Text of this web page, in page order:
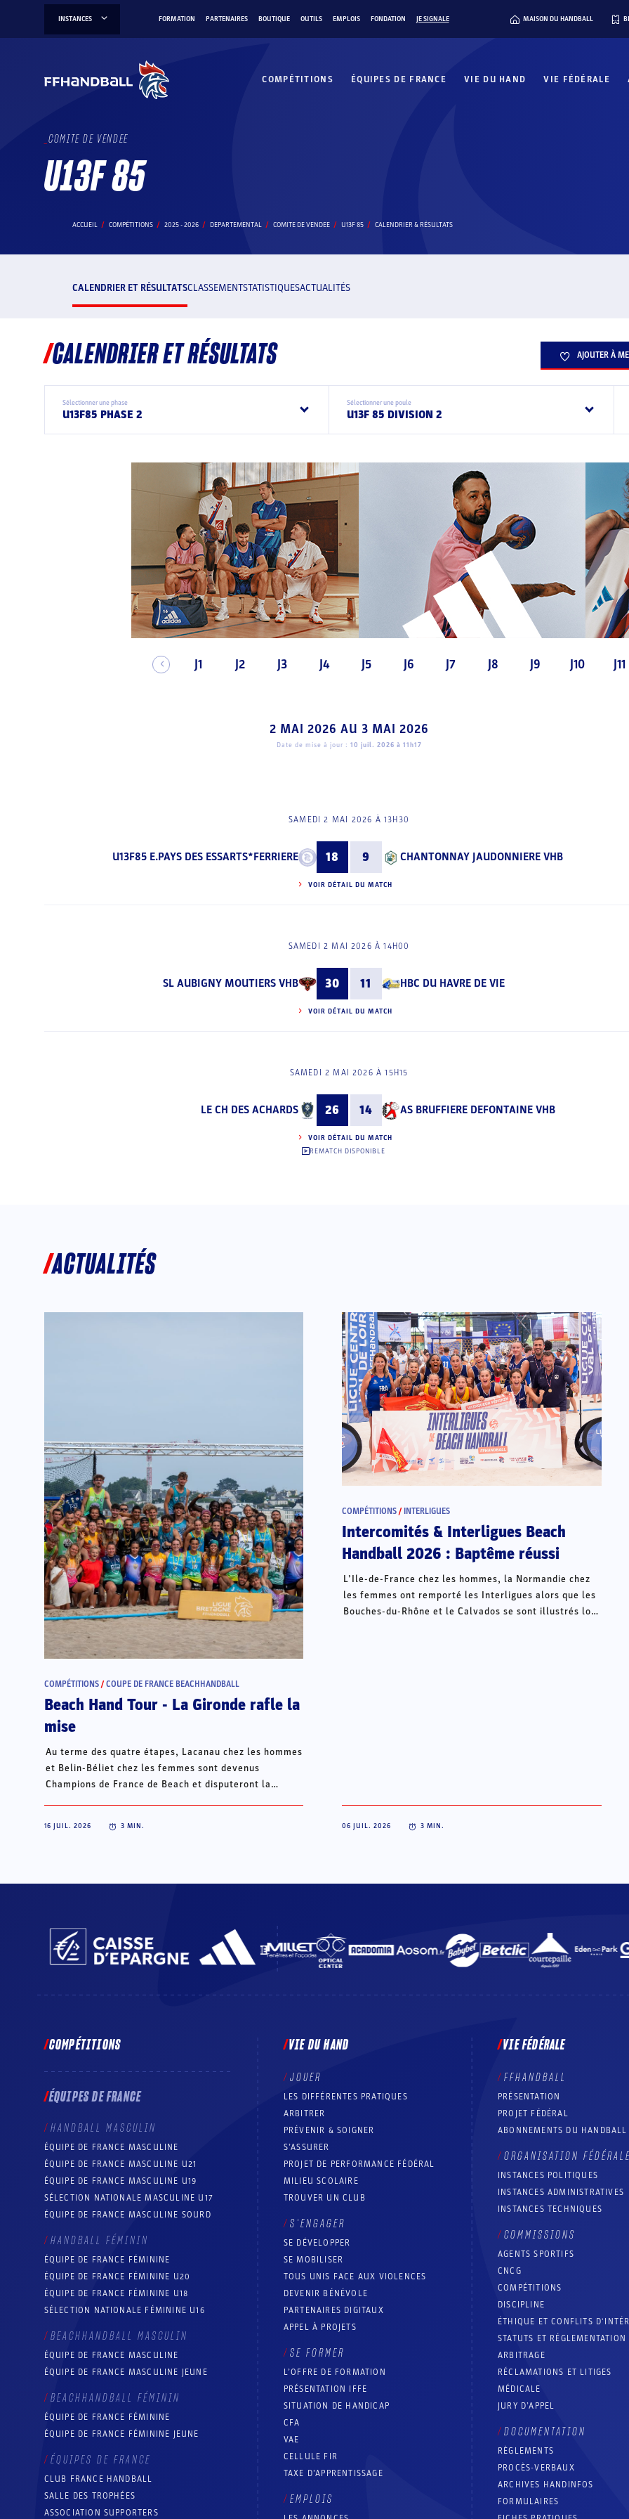
INSTANCES FORMATION PARTENAIRES BOUTIQUE OUTILS EMPLOIS FONDATION JE SIGNALE MAISON DU HANDBALL
COMPÉTITIONS ÉQUIPES DE FRANCE VIE DU HAND VIE FÉDÉRALE
COMITE DE VENDEE
U13F 85
ACCUEIL COMPÉTITIONS 2025 - 2026 DEPARTEMENTAL COMITE DE VENDEE U13F 85 CALENDRIER & RÉSULTATS
CALENDRIER ET RÉSULTATSCLASSEMENTSTATISTIQUESACTUALITÉS
CALENDRIER ET RÉSULTATS AJOUTER À
Sélectionner une phase
U13F85 PHASE 2
Sélectionner une poule
U13F 85 DIVISION 2
J1 J2 J3 J4 J5 J6 J7 J8 J9 J10 J11
2 MAI 2026 AU 3 MAI 2026
Date de mise à jour : 10 juil. 2026 à 11h17
SAMEDI 2 MAI 2026 À 13H30
U13F85 E.PAYS DES ESSARTS*FERRIERE 18 9 CHANTONNAY JAUDONNIERE VHB
VOIR DÉTAIL DU MATCH
SAMEDI 2 MAI 2026 À 14H00
SL AUBIGNY MOUTIERS VHB 30 11 HBC DU HAVRE DE VIE
VOIR DÉTAIL DU MATCH
SAMEDI 2 MAI 2026 À 15H15
LE CH DES ACHARDS 26 14 AS BRUFFIERE DEFONTAINE VHB
VOIR DÉTAIL DU MATCH
REMATCH DISPONIBLE
ACTUALITÉS
COMPÉTITIONS /COUPE DE FRANCE BEACHHANDBALL
Beach Hand Tour - La Gironde rafle la
mise
Au terme des quatre étapes, Lacanau chez les hommes
et Belin-Béliet chez les femmes sont devenus
Champions de France de Beach et disputeront la
16 JUIL. 2026 3 MIN.
COMPÉTITIONS / INTERLIGUES
Intercomités & Interligues Beach
Handball 2026 : Baptême réussi
L’Ile-de-France chez les hommes, la Normandie chez
les femmes ont remporté les Interligues alors que les
Bouches-du-Rhône et le Calvados se sont illustrés lors
06 JUIL. 2026 3 MIN.
COMPÉTITIONS
ÉQUIPES DE FRANCE
HANDBALL MASCULIN
ÉQUIPE DE FRANCE MASCULINE
ÉQUIPE DE FRANCE MASCULINE U21
ÉQUIPE DE FRANCE MASCULINE U19
SÉLECTION NATIONALE MASCULINE U17
ÉQUIPE DE FRANCE MASCULINE SOURD
HANDBALL FÉMININ
ÉQUIPE DE FRANCE FÉMININE
ÉQUIPE DE FRANCE FÉMININE U20
ÉQUIPE DE FRANCE FÉMININE U18
SÉLECTION NATIONALE FÉMININE U16
BEACHHANDBALL MASCULIN
ÉQUIPE DE FRANCE MASCULINE
ÉQUIPE DE FRANCE MASCULINE JEUNE
BEACHHANDBALL FÉMININ
ÉQUIPE DE FRANCE FÉMININE
ÉQUIPE DE FRANCE FÉMININE JEUNE
ÉQUIPES DE FRANCE
CLUB FRANCE HANDBALL
SALLE DES TROPHÉES
ASSOCIATION SUPPORTERS
VIE DU HAND
JOUER
LES DIFFÉRENTES PRATIQUES
ARBITRER
PRÉVENIR & SOIGNER
S’ASSURER
PROJET DE PERFORMANCE FÉDÉRAL
MILIEU SCOLAIRE
TROUVER UN CLUB
S’ENGAGER
SE DÉVELOPPER
SE MOBILISER
TOUS UNIS FACE AUX VIOLENCES
DEVENIR BÉNÉVOLE
PARTENAIRES DIGITAUX
APPEL À PROJETS
SE FORMER
L’OFFRE DE FORMATION
PRÉSENTATION IFFE
SITUATION DE HANDICAP
CFA
VAE
CELLULE FIR
TAXE D’APPRENTISSAGE
EMPLOIS
VIE FÉDÉRALE
FFHANDBALL
PRÉSENTATION
PROJET FÉDÉRAL
ABONNEMENTS DU HANDBALL
ORGANISATION FÉDÉRALE
INSTANCES POLITIQUES
INSTANCES ADMINISTRATIVES
INSTANCES TECHNIQUES
COMMISSIONS
AGENTS SPORTIFS
CNCG
COMPÉTITIONS
DISCIPLINE
ÉTHIQUE ET CONFLITS
STATUTS ET RÉGLEMENTATION
ARBITRAGE
RÉCLAMATIONS ET LITIGES
MÉDICALE
JURY D’APPEL
DOCUMENTATION
RÈGLEMENTS
PROCÈS-VERBAUX
ARCHIVES HANDINFOS
FORMULAIRES